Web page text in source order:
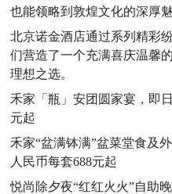
也能领略到敦煌文化的深厚魅
北京诺金酒店通过系列精彩
们营造了一个充满喜庆温馨
理想之选。
禾家「瓶」安团圆家宴，即
元起
禾家“盆满钵满”盆菜堂食及
人民币每套688元起
悦尚除夕夜“红红火火”自助